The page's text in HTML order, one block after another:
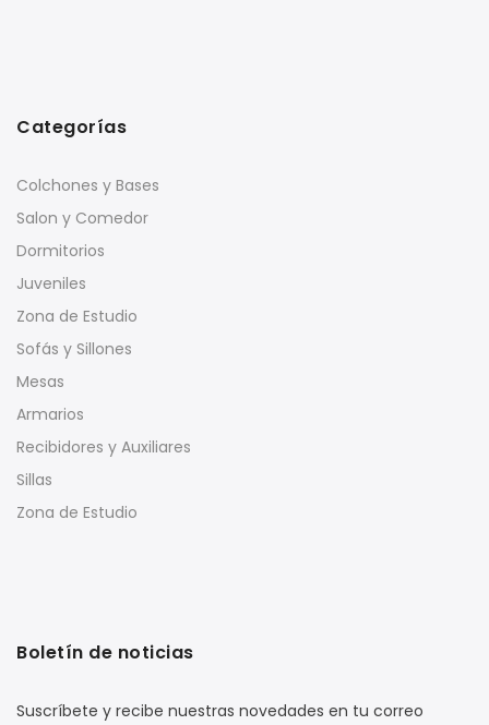
Categorías
Colchones y Bases
Salon y Comedor
Dormitorios
Juveniles
Zona de Estudio
Sofás y Sillones
Mesas
Armarios
Recibidores y Auxiliares
Sillas
Zona de Estudio
Boletín de noticias
Suscríbete y recibe nuestras novedades en tu correo